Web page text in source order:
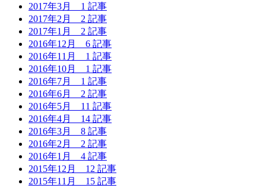
2017年3月 1 記事
2017年2月 2 記事
2017年1月 2 記事
2016年12月 6 記事
2016年11月 1 記事
2016年10月 1 記事
2016年7月 1 記事
2016年6月 2 記事
2016年5月 11 記事
2016年4月 14 記事
2016年3月 8 記事
2016年2月 2 記事
2016年1月 4 記事
2015年12月 12 記事
2015年11月 15 記事